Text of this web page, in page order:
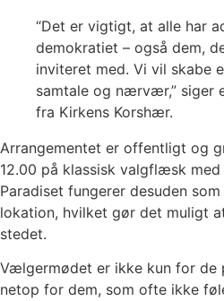
“Det er vigtigt, at alle har
demokratiet – også dem,
inviteret med. Vi vil skabe
samtale og nærvær,” siger
fra Kirkens Korshær.
Arrangementet er offentligt og
12.00 på klassisk valgflæsk
Paradiset fungerer desuden
lokation, hvilket gør det muligt
stedet.
Vælgermødet er ikke kun for de
netop for dem, som ofte ikke